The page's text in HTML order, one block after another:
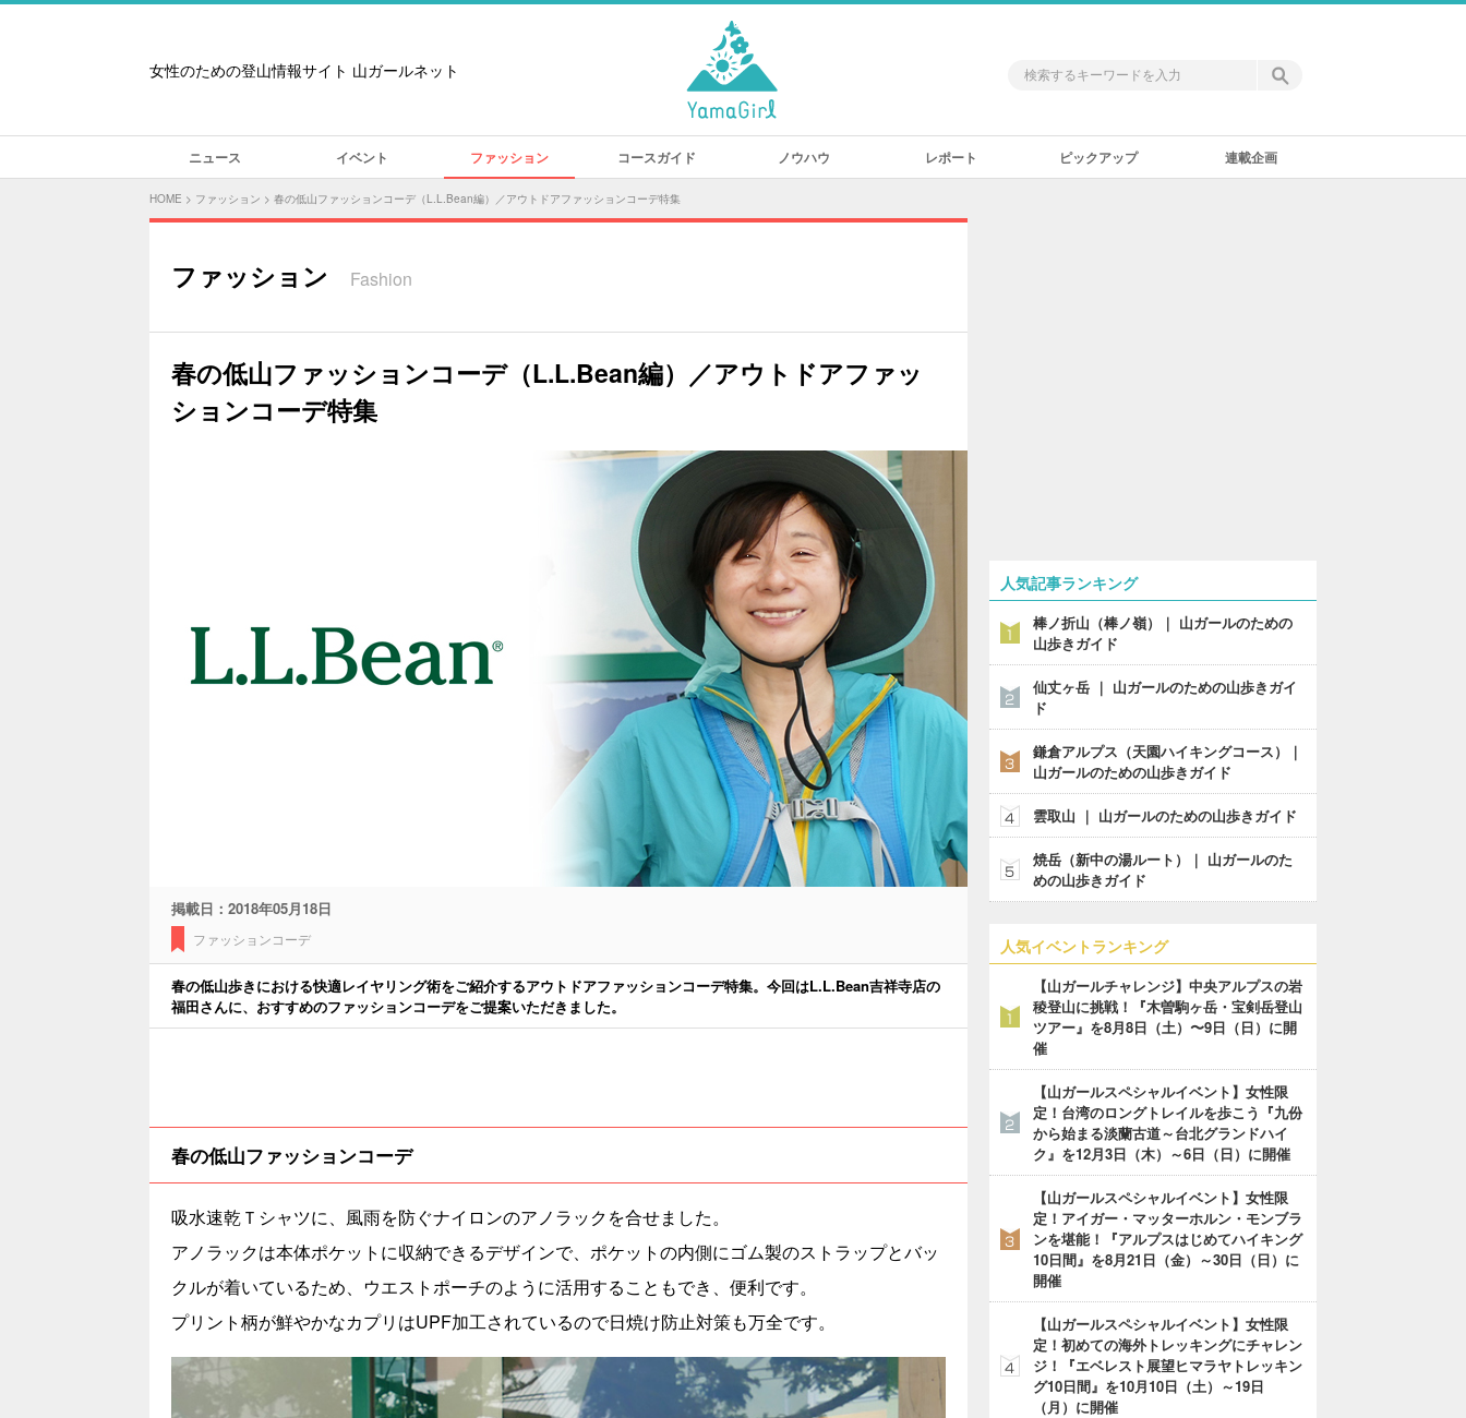
女性のための登山情報サイト 山ガールネット
ニュース イベント ファッション コースガイド ノウハウ レポート ピックアップ 連載企画
HOME > ファッション > 春の低山ファッションコーデ（L.L.Bean編）／アウトドアファッションコーデ特集
ファッション Fashion
春の低山ファッションコーデ（L.L.Bean編）／アウトドアファッ
ションコーデ特集
掲載日： 2018年05月18日
ファッションコーデ
春の低山歩きにおける快適レイヤリング術をご紹介するアウトドアファッションコーデ特集。今回はL.L.Bean吉祥寺店の
福田さんに、おすすめのファッションコーデをご提案いただきました。
春の低山ファッションコーデ
吸水速乾Ｔシャツに、風雨を防ぐナイロンのアノラックを合せました。
アノラックは本体ポケットに収納できるデザインで、ポケットの内側にゴム製のストラップとバッ
クルが着いているため、ウエストポーチのように活用することもでき、便利です。
プリント柄が鮮やかなカプリはUPF加工されているので日焼け防止対策も万全です。
人気記事ランキング
棒ノ折山（棒ノ嶺）｜ 山ガールのための
山歩きガイド
仙丈ヶ岳 ｜ 山ガールのための山歩きガイ
ド
鎌倉アルプス（天園ハイキングコース）｜
山ガールのための山歩きガイド
雲取山 ｜ 山ガールのための山歩きガイド
焼岳（新中の湯ルート）｜ 山ガールのた
めの山歩きガイド
人気イベントランキング
【山ガールチャレンジ】中央アルプスの岩
稜登山に挑戦！『木曽駒ヶ岳・宝剣岳登山
ツアー』を8月8日（土）〜9日（日）に開
催
【山ガールスペシャルイベント】女性限
定！台湾のロングトレイルを歩こう『九份
から始まる淡蘭古道～台北グランドハイ
ク』を12月3日（木）～6日（日）に開催
【山ガールスペシャルイベント】女性限
定！アイガー・マッターホルン・モンブラ
ンを堪能！『アルプスはじめてハイキング
10日間』を8月21日（金）～30日（日）に
開催
【山ガールスペシャルイベント】女性限
定！初めての海外トレッキングにチャレン
ジ！『エベレスト展望ヒマラヤトレッキン
グ10日間』を10月10日（土）～19日
（月）に開催